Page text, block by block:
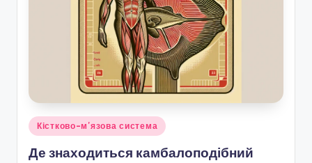
Posted
in
Кістково-м'язова система
Де знаходиться камбалоподібний